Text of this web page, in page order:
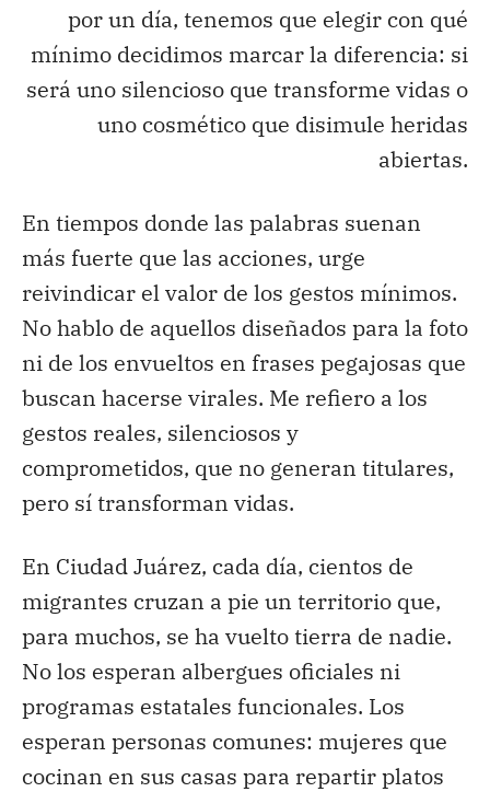
por un día, tenemos que elegir con qué
mínimo decidimos marcar la diferencia: si
será uno silencioso que transforme vidas o
uno cosmético que disimule heridas
abiertas.
En tiempos donde las palabras suenan
más fuerte que las acciones, urge
reivindicar el valor de los gestos mínimos.
No hablo de aquellos diseñados para la foto
ni de los envueltos en frases pegajosas que
buscan hacerse virales. Me refiero a los
gestos reales, silenciosos y
comprometidos, que no generan titulares,
pero sí transforman vidas.
En Ciudad Juárez, cada día, cientos de
migrantes cruzan a pie un territorio que,
para muchos, se ha vuelto tierra de nadie.
No los esperan albergues oficiales ni
programas estatales funcionales. Los
esperan personas comunes: mujeres que
cocinan en sus casas para repartir platos